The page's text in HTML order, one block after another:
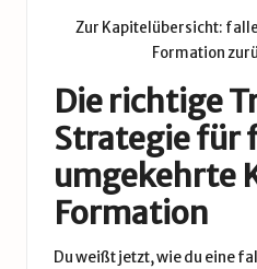
Zur Kapitelübersicht:
Formation
Die richtige
Strategie für
umgekehrte
Formation
Du weißt jetzt, wie du eine